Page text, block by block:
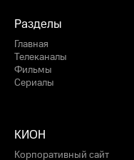
Разделы
Главная
Телеканалы
Фильмы
Сериалы
КИОН
Корпоративный сайт